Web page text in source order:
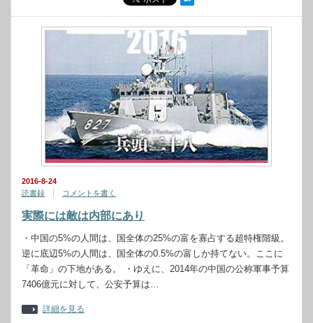
2016-8-24
読書録
コメントを書く
実際には敵は内部にあり
・中国の5%の人間は、国全体の25%の富を寡占する超特権階級。
逆に底辺5%の人間は、国全体の0.5%の富しか持てない。ここに
「革命」の下地がある。 ・ゆえに、2014年の中国の公称軍事予算
7406億元に対して、公安予算は…
詳細を見る